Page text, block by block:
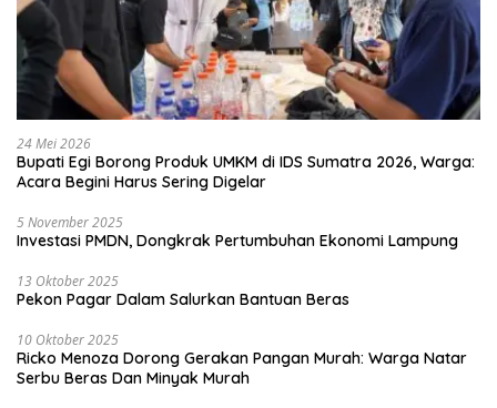
24 Mei 2026
Bupati Egi Borong Produk UMKM di IDS Sumatra 2026, Warga:
Acara Begini Harus Sering Digelar
5 November 2025
Investasi PMDN, Dongkrak Pertumbuhan Ekonomi Lampung
13 Oktober 2025
Pekon Pagar Dalam Salurkan Bantuan Beras
10 Oktober 2025
Ricko Menoza Dorong Gerakan Pangan Murah: Warga Natar
Serbu Beras Dan Minyak Murah